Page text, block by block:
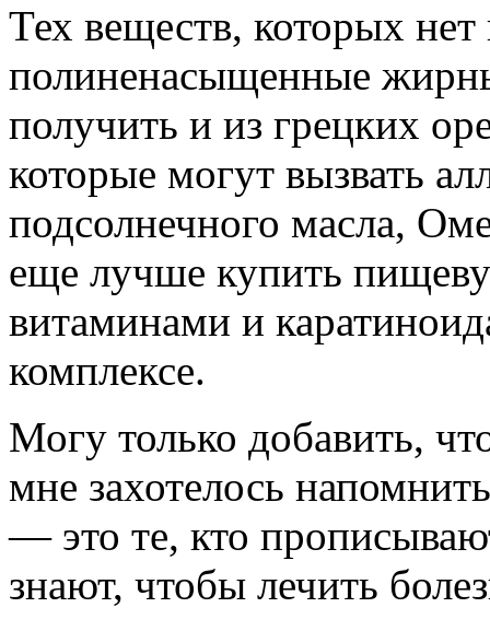
Тех веществ, которых
полиненасыщенные
получить и из грецких
которые могут вызвать
подсолнечного масла,
еще лучше купить
витаминами и
комплексе.
Могу только добавить,
мне захотелось
— это те, кто
знают, чтобы лечить